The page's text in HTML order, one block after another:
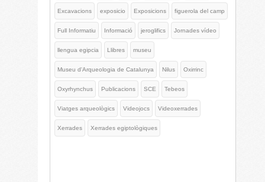
Excavacions exposicio Exposicions figuerola del camp
Full Informatiu Informació jeroglifics Jornades vídeo
llengua egipcia Llibres museu
Museu d'Arqueologia de Catalunya Nilus Oxirrinc
Oxyrhynchus Publicacions SCE Tebeos
Viatges arqueològics Videojocs Videoxerrades
Xerrades Xerrades egiptològiques